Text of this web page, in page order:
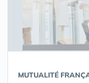
MUTUALITÉ